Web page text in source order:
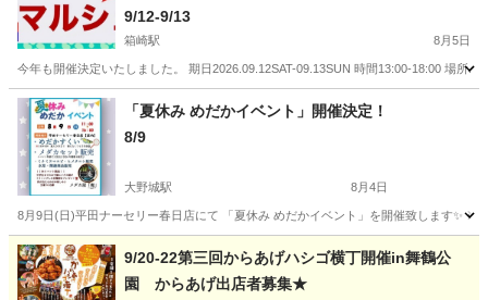
9/12-9/13
箱崎駅 8月5日
今年も開催決定いたしました。 期日2026.09.12SAT-09.13SUN 時間13:00-18:00 場所
福岡 福岡市 箱崎駅 地域/お祭り 筥崎宮
「夏休み めだかイベント」開催決定！
8/9
大野城駅 8月4日
8月9日(日)平田ナーセリー春日店にて 「夏休み めだかイベント」を開催致します✨️
福岡 春日市 大野城駅 地域/お祭り めだか
9/20-22第三回からあげハシゴ横丁開催in舞鶴公
園 からあげ出店者募集★